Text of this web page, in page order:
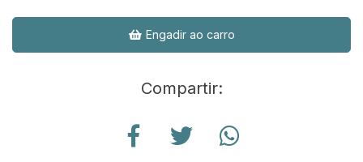
Engadir ao carro
Compartir: